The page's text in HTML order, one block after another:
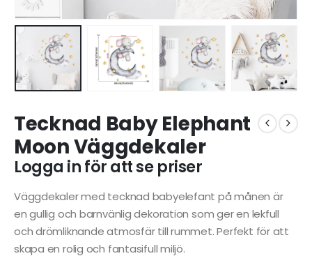
Tecknad Baby Elephant
Moon Väggdekaler
Logga in för att se priser
Väggdekaler med tecknad babyelefant på månen är
en gullig och barnvänlig dekoration som ger en lekfull
och drömliknande atmosfär till rummet. Perfekt för att
skapa en rolig och fantasifull miljö.